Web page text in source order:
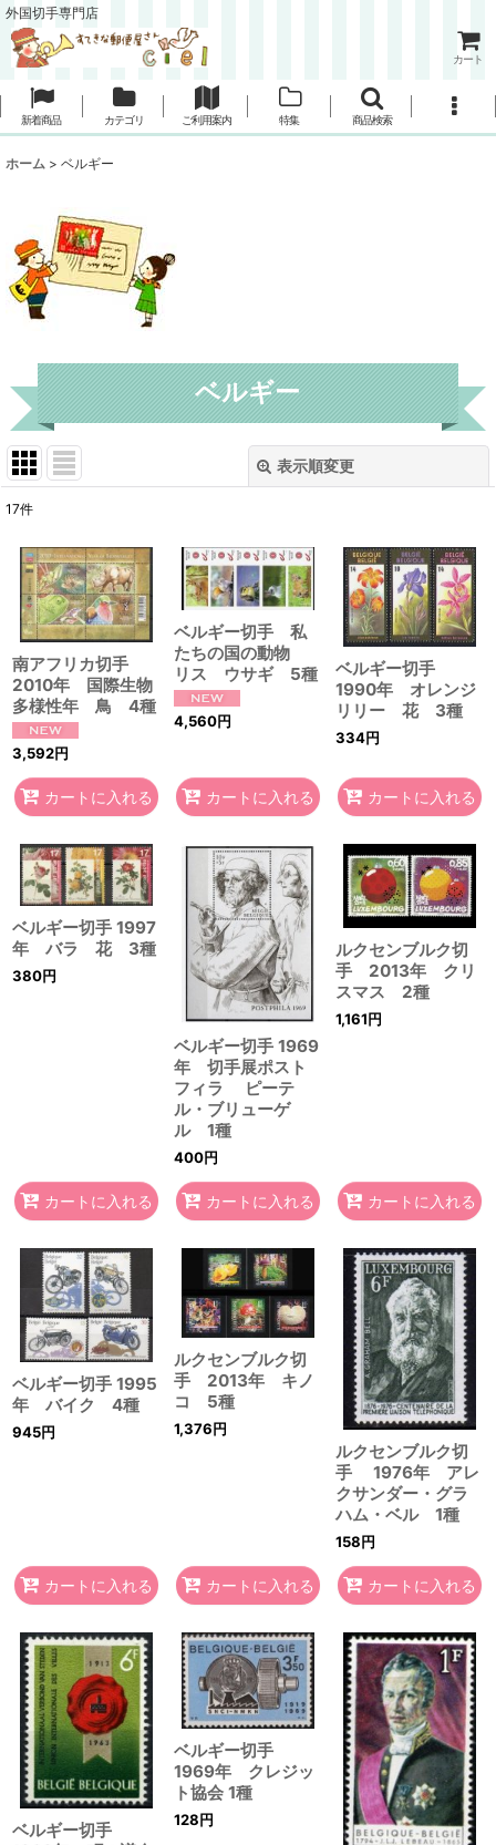
外国切手専門店
カート
新着商品 カテゴリ ご利用案内 特集 商品検索
ホーム > ベルギー
ベルギー
表示順変更
在庫あり
並び順:
絞り込む
17件
南アフリカ切手
2010年 国際生物
多様性年 鳥 4種
3,592円
カートに入れる
ベルギー切手 私
たちの国の動物
リス ウサギ 5種
4,560円
カートに入れる
ベルギー切手
1990年 オレンジ
リリー 花 3種
334円
カートに入れる
ベルギー切手 1997
年 バラ 花 3種
380円
カートに入れる
ベルギー切手 1969
年 切手展ポスト
フィラ ピーテ
ル・ブリューゲ
ル 1種
400円
カートに入れる
ルクセンブルク切
手 2013年 クリ
スマス 2種
1,161円
カートに入れる
ベルギー切手 1995
年 バイク 4種
945円
カートに入れる
ルクセンブルク切
手 2013年 キノ
コ 5種
1,376円
カートに入れる
ルクセンブルク切
手 1976年 アレ
クサンダー・グラ
ハム・ベル 1種
158円
カートに入れる
ベルギー切手
ベルギー切手
1969年 クレジッ
ト協会 1種
128円